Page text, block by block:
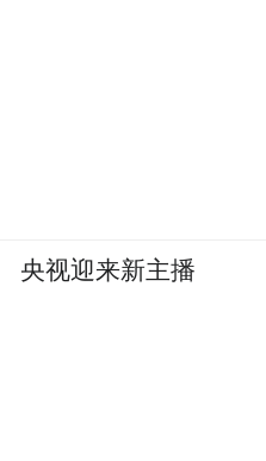
央视迎来新主播